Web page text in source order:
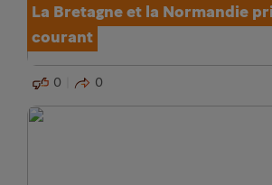
La Bretagne et la Normandie
courant
0 0